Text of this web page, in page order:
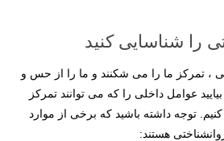
را شناسایی کنید
، تمرکز ما را می شکنند و ما را از حس و
عوامل داخلی را که می توانند تمرکز
توجه داشته باشید که برخی از موارد
هستند: